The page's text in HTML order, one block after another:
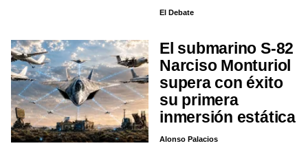
El Debate
El submarino S-82
Narciso Monturiol
supera con éxito
su primera
inmersión estática
Alonso Palacios